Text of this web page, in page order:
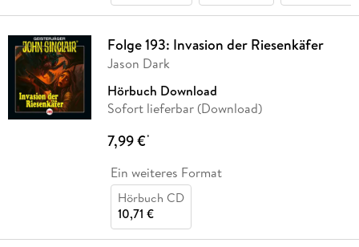
Folge 193: Invasion der Riesenkäfer
Jason Dark
Hörbuch Download
Sofort lieferbar (Download)
7,99 €*
Ein weiteres Format
Hörbuch CD
10,71 €